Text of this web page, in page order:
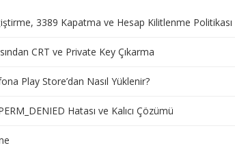
3389 Kapatma ve Hesap Kilitlenme Politikası
CRT ve Private Key Çıkarma
Play Store’dan Nasıl Yüklenir?
Hatası ve Kalıcı Çözümü